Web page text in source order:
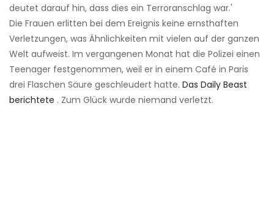
deutet darauf hin, dass dies ein Terroranschlag war.'
Die Frauen erlitten bei dem Ereignis keine ernsthaften
Verletzungen, was Ähnlichkeiten mit vielen auf der ganzen
Welt aufweist. Im vergangenen Monat hat die Polizei einen
Teenager festgenommen, weil er in einem Café in Paris
drei Flaschen Säure geschleudert hatte. Das Daily Beast
berichtete . Zum Glück wurde niemand verletzt.